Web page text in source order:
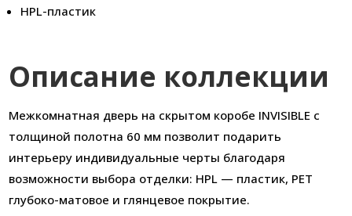
HPL-пластик
Описание коллекции
Межкомнатная дверь на скрытом коробе INVISIBLE с
толщиной полотна 60 мм позволит подарить
интерьеру индивидуальные черты благодаря
возможности выбора отделки: HPL — пластик, PET
глубоко-матовое и глянцевое покрытие.